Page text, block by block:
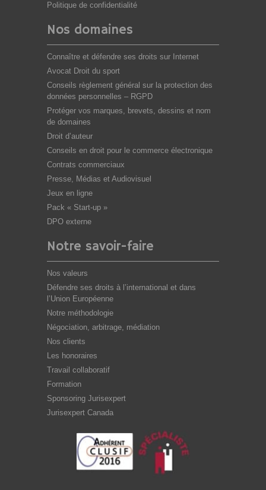
Politique de confidentialité
Nos domaines
Connaître et défendre ses droits sur Internet
Avocat Droit du sport
Conseils règlement général sur la protection des
données personnelles – RGPD
Protéger vos marques, brevets, dessins et nom
de domaines
Droit d’auteur
Conseils en droit pour le commerce électronique
Contrats commerciaux
Presse, Médias et Audiovisuel
Jeux en ligne
Pack « Start-up »
DPO externe
Notre savoir-faire
Nos valeurs
Défendre ses droits à l’international et dans
l’Union Européenne
Notre méthodologie
Négociation, arbitrage, médiation
Nos clients
Les honoraires
Travail collaboratif
Formation
Sponsoring Jurisexpert
Jurisexpert Canada